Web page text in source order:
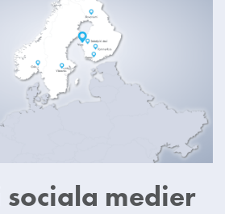
sociala medier